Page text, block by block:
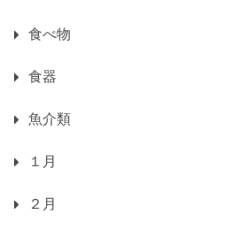
食べ物
食器
魚介類
１月
２月